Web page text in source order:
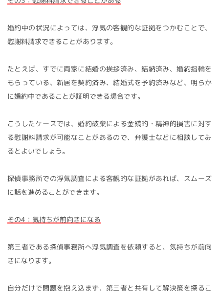
婚約中の状況によっては、浮気の客観的な証拠をつかむことで、
慰謝料請求できることがあります。
たとえば、すでに両家に結婚の挨拶済み、結納済み、婚約指輪を
もらっている、新居を契約済み、結婚式を予約済みなど、明らか
に婚約中であることが証明できる場合です。
こうしたケースでは、婚約破棄による金銭的・精神的損害に対す
る慰謝料請求が可能なことがあるので、弁護士などに相談してみ
るとよいでしょう。
探偵事務所での浮気調査による客観的な証拠があれば、スムーズ
に話を進めることができます。
その4：気持ちが前向きになる
第三者である探偵事務所へ浮気調査を依頼すると、気持ちが前向
きになります。
自分だけで問題を抱え込まず、第三者と共有して解決策を探るこ